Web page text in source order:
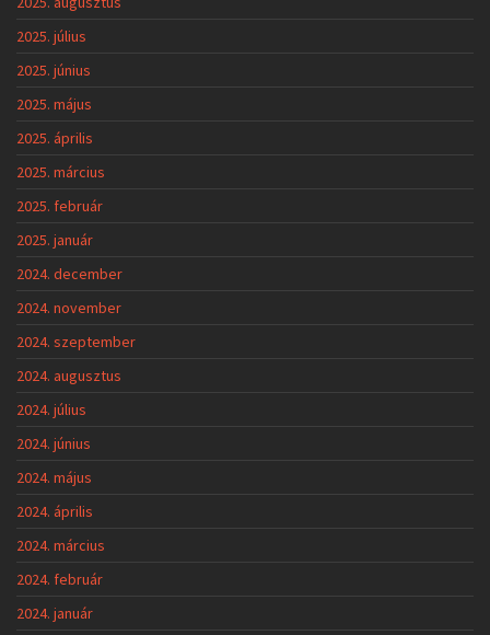
2025. július
2025. június
2025. május
2025. április
2025. március
2025. február
2025. január
2024. december
2024. november
2024. szeptember
2024. augusztus
2024. július
2024. június
2024. május
2024. április
2024. március
2024. február
2024. január